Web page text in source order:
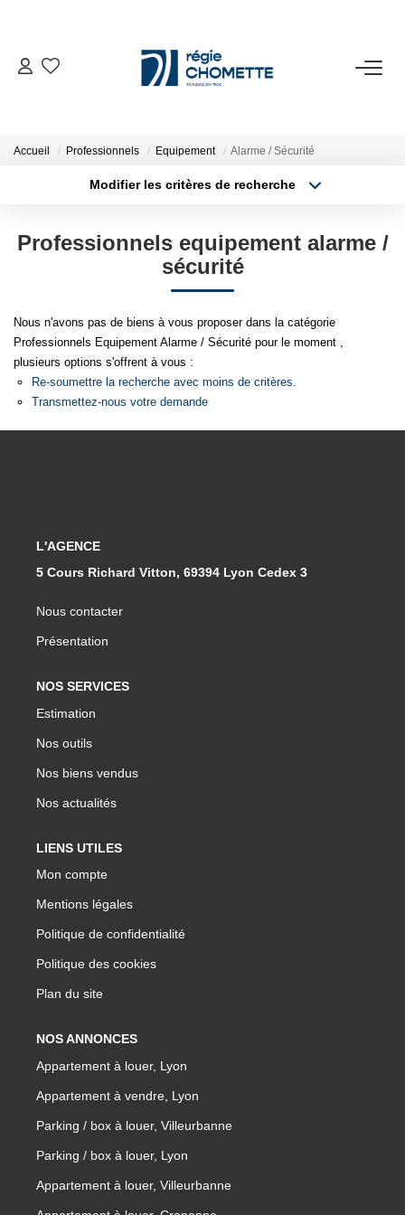
ACHETER
LOUER
SYNDIC
ESPACE CLIENT
Accueil Professionnels Equipement Alarme / Sécurité
Modifier les critères de recherche
Type de bien
Surface min
Créer une alerte
Professionnels equipement alarme /
sécurité
Nous n'avons pas de biens à vous proposer dans la catégorie
Professionnels Equipement Alarme / Sécurité pour le moment ,
plusieurs options s'offrent à vous :
Re-soumettre la recherche avec moins de critères.
Transmettez-nous votre demande
L'AGENCE
5 Cours Richard Vitton, 69394 Lyon Cedex 3
Nous contacter
Présentation
NOS SERVICES
Estimation
Nos outils
Nos biens vendus
Nos actualités
LIENS UTILES
Mon compte
Mentions légales
Politique de confidentialité
Politique des cookies
Plan du site
NOS ANNONCES
Appartement à louer, Lyon
Appartement à vendre, Lyon
Parking / box à louer, Villeurbanne
Parking / box à louer, Lyon
Appartement à louer, Villeurbanne